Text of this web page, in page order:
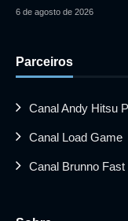
6 de agosto de 2026
Parceiros
Canal Andy Hitsu
Canal Load Game
Canal Brunno Fast